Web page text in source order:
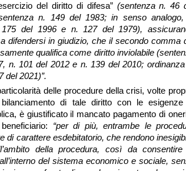
del diritto di difesa”(sentenza n. 46
n. 149 del 1983; in senso
del 1996 e n. 127 del 1979),
difendersi in giudizio, che il secondo comma
qualifica come diritto inviolabile
n. 101 del 2012 e n. 139 del 2010;
del 2021)”.
delle procedure della crisi, volte
di tale diritto con le
è giustificato il mancato pagamento di
“per di più, entrambe le
di carattere esdebitatorio, che rendono
della procedura, così da
del sistema economico e sociale,